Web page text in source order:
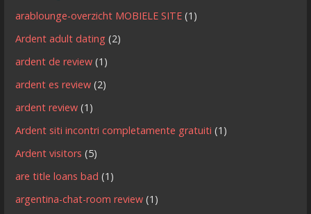
arablounge-overzicht MOBIELE SITE (1)
Ardent adult dating (2)
ardent de review (1)
ardent es review (2)
ardent review (1)
Ardent siti incontri completamente gratuiti (1)
Ardent visitors (5)
are title loans bad (1)
argentina-chat-room review (1)